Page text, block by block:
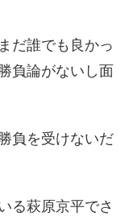
だ誰でも良かっ
負論がないし面
負を受けないだ
る萩原京平でさ